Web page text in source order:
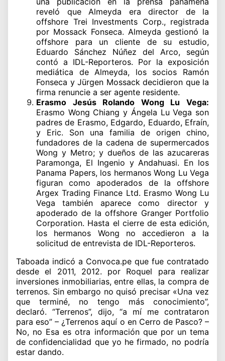
reveló que Almeyda era director de la
offshore Trei Investments Corp., registrada
por Mossack Fonseca. Almeyda gestionó la
offshore para un cliente de su estudio,
Eduardo Sánchez Núñez del Arco, según
contó a IDL-Reporteros. Por la exposición
mediática de Almeyda, los socios Ramón
Fonseca y Jürgen Mossack decidieron que la
firma renuncie a ser agente residente.
Erasmo Jesús Rolando Wong Lu Vega:
Erasmo Wong Chiang y Ángela Lu Vega son
padres de Erasmo, Edgardo, Eduardo, Efraín,
y Eric. Son una familia de origen chino,
fundadores de la cadena de supermercados
Wong y Metro; y dueños de las azucareras
Paramonga, El Ingenio y Andahuasi. En los
Panama Papers, los hermanos Wong Lu Vega
figuran como apoderados de la offshore
Argex Trading Finance Ltd. Erasmo Wong Lu
Vega también aparece como director y
apoderado de la offshore Granger Portfolio
Corporation. Hasta el cierre de esta edición,
los hermanos Wong no accedieron a la
solicitud de entrevista de IDL-Reporteros.
Taboada indicó a Convoca.pe que fue contratado
desde el 2011, 2012. por Roquel para realizar
inversiones inmobiliarias, entre ellas, la compra de
terrenos. Sin embargo no quisó precisar «Una vez
que terminé, no tengo más conocimiento”,
declaró. “Terrenos”, dijo, “a mí me contrataron
para eso” – ¿Terrenos aquí o en Cerro de Pasco? –
No, no Esa es otra información que por un tema
de confidencialidad que yo he firmado, no podría
estar dando.